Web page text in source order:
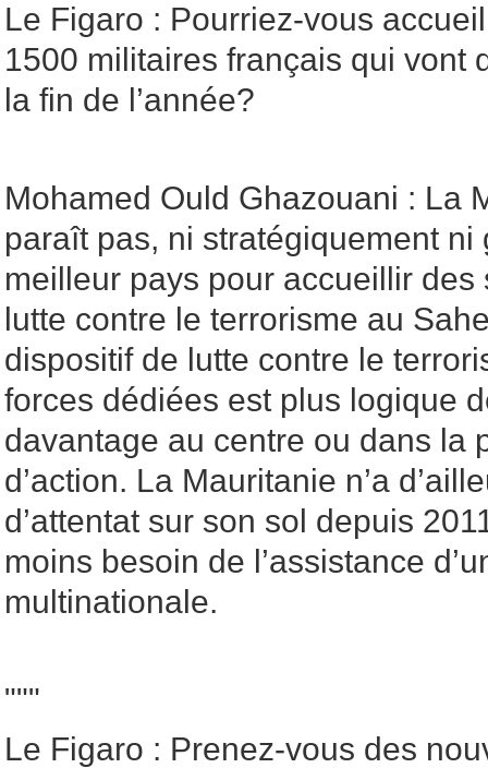
Le Figaro : Pourriez-vous
1500 militaires français qui vont
la fin de l’année?
Mohamed Ould Ghazouani : La
paraît pas, ni stratégiquement
meilleur pays pour accueillir
lutte contre le terrorisme au
dispositif de lutte contre le
forces dédiées est plus logique
davantage au centre ou dans la
d’action. La Mauritanie n’a
d’attentat sur son sol depuis
moins besoin de l’assistance
multinationale.
"""
Le Figaro : Prenez-vous des